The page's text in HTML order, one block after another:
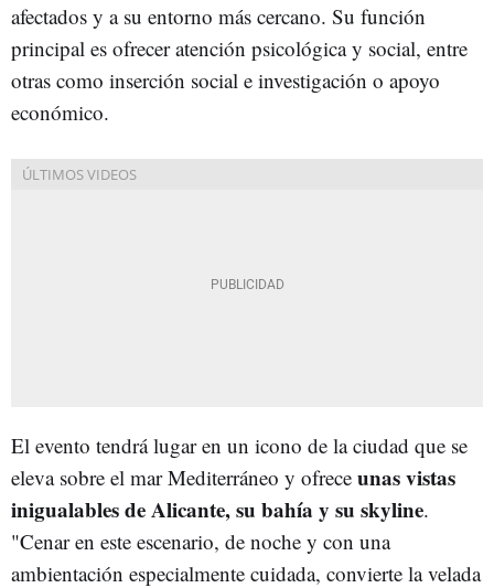
afectados y a su entorno más cercano. Su función
principal es ofrecer atención psicológica y social, entre
otras como inserción social e investigación o apoyo
económico.
El evento tendrá lugar en un icono de la ciudad que se
eleva sobre el mar Mediterráneo y ofrece unas vistas
inigualables de Alicante, su bahía y su skyline.
"Cenar en este escenario, de noche y con una
ambientación especialmente cuidada, convierte la velada